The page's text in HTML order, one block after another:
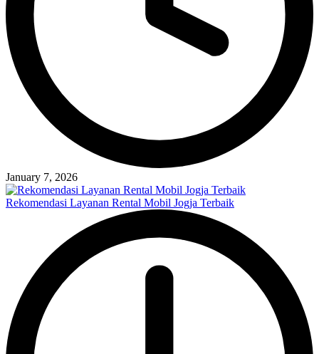
January 7, 2026
Rekomendasi Layanan Rental Mobil Jogja Terbaik